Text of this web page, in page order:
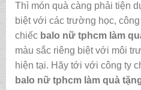
Thì món quà càng phải tiện
biệt với các trường học,
chiếc balo nữ tphcm làm
màu sắc riêng biệt với môi
hiện tại. Hãy tới với công ty
balo nữ tphcm làm quà